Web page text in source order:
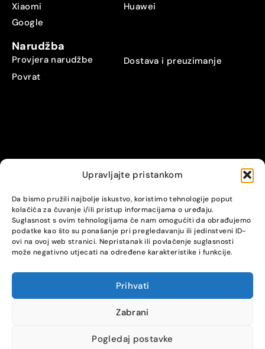
Upravljajte pristankom
Da bismo pružili najbolje iskustvo, koristimo tehnologije poput
kolačića za čuvanje i/ili pristup informacijama o uređaju.
Suglasnost s ovim tehnologijama će nam omogućiti da obrađujemo
podatke kao što su ponašanje pri pregledavanju ili jedinstveni ID-
ovi na ovoj web stranici. Nepristanak ili povlačenje suglasnosti
može negativno utjecati na određene karakteristike i funkcije.
Prihvati
Zabrani
Pogledaj postavke
Xiaomi
Huawei
Google
Narudžba
Provjera narudžbe
Dostava i preuzimanje
Povrat
© Alpha servis. All Rights Reserved.
COMPARE (0)